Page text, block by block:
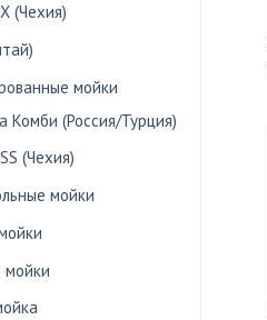
(Чехия)
мойки
Комби (Россия/Турция)
(Чехия)
мойки